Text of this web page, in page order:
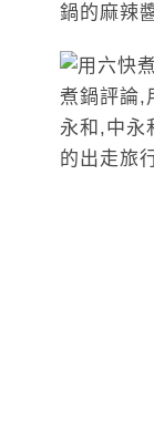
鍋的麻辣